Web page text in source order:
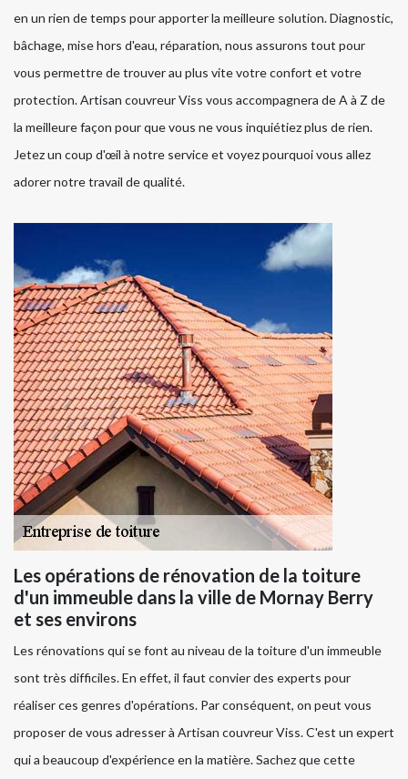
en un rien de temps pour apporter la meilleure solution. Diagnostic,
bâchage, mise hors d'eau, réparation, nous assurons tout pour
vous permettre de trouver au plus vite votre confort et votre
protection. Artisan couvreur Viss vous accompagnera de A à Z de
la meilleure façon pour que vous ne vous inquiétiez plus de rien.
Jetez un coup d'œil à notre service et voyez pourquoi vous allez
adorer notre travail de qualité.
Les opérations de rénovation de la toiture
d'un immeuble dans la ville de Mornay Berry
et ses environs
Les rénovations qui se font au niveau de la toiture d'un immeuble
sont très difficiles. En effet, il faut convier des experts pour
réaliser ces genres d'opérations. Par conséquent, on peut vous
proposer de vous adresser à Artisan couvreur Viss. C'est un expert
qui a beaucoup d'expérience en la matière. Sachez que cette